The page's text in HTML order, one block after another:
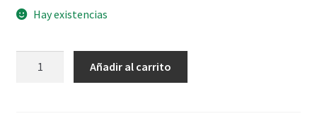
Hay existencias
Añadir al carrito